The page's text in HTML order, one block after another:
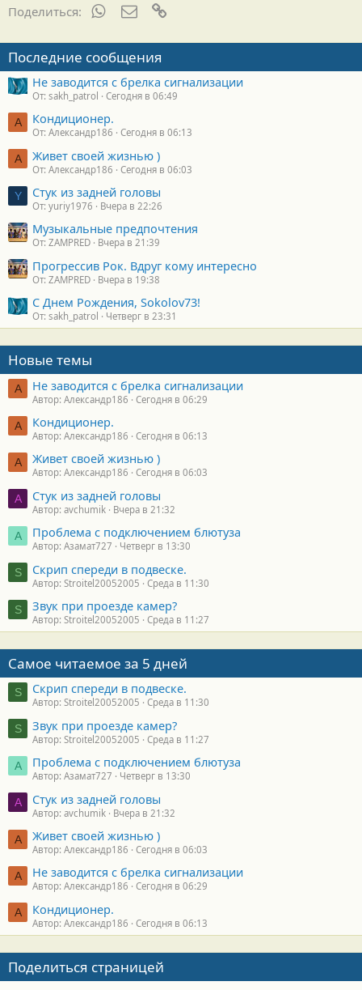
о
т
и
:
Поделиться: WhatsAppЭлектронная почта
Последние сообщения
Не заводится с брелка сигнализации
От: sakh_patrol Сегодня в 06:49
А Кондиционер.
От: Александр186 Сегодня в 06:13
А Живет своей жизнью )
От: Александр186 Сегодня в 06:03
Y Стук из задней головы
От: yuriy1976 Вчера в 22:26
Музыкальные предпочтения
От: ZAMPRED Вчера в 21:39
Прогрессив Рок. Вдруг кому интересно
От: ZAMPRED Вчера в 19:38
С Днем Рождения, Sokolov73!
От: sakh_patrol Четверг в 23:31
Новые темы
А Не заводится с брелка сигнализации
Автор: Александр186 Сегодня в 06:29
А Кондиционер.
Автор: Александр186 Сегодня в 06:13
А Живет своей жизнью )
Автор: Александр186 Сегодня в 06:03
A Стук из задней головы
Автор: avchumik Вчера в 21:32
А Проблема с подключением блютуза
Автор: Азамат727 Четверг в 13:30
S Скрип спереди в подвеске.
Автор: Stroitel20052005 Среда в 11:30
S Звук при проезде камер?
Автор: Stroitel20052005 Среда в 11:27
Самое читаемое за 5 дней
S Скрип спереди в подвеске.
Автор: Stroitel20052005 Среда в 11:30
S Звук при проезде камер?
Автор: Stroitel20052005 Среда в 11:27
А Проблема с подключением блютуза
Автор: Азамат727 Четверг в 13:30
A Стук из задней головы
Автор: avchumik Вчера в 21:32
А Живет своей жизнью )
Автор: Александр186 Сегодня в 06:03
А Не заводится с брелка сигнализации
Автор: Александр186 Сегодня в 06:29
А Кондиционер.
Автор: Александр186 Сегодня в 06:13
Поделиться страницей